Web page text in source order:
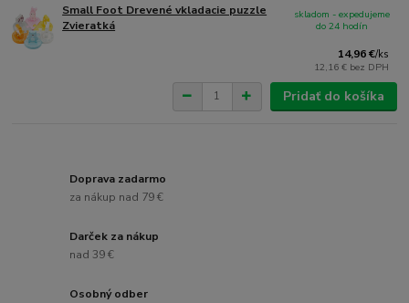
Small Foot Drevené vkladacie puzzle
Zvieratká
14,96 €/ks
12,16 € bez DPH
skladom - expedujeme
do 24 hodín
Pridať do košíka
Doprava zadarmo
za nákup nad 79 €
Darček za nákup
nad 39 €
Osobný odber